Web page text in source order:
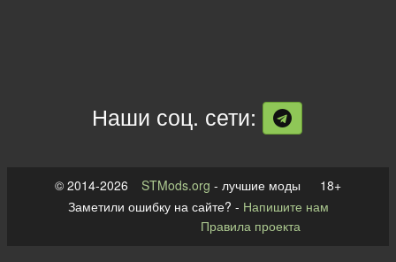
Наши соц. сети:
© 2014-2026 STMods.org - лучшие моды 18+
Заметили ошибку на сайте? - Напишите нам
Правила проекта